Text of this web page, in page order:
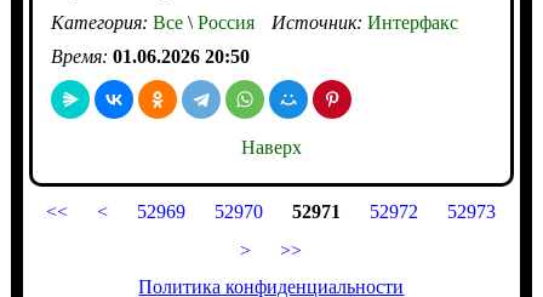
Категория: Все\Россия Источник: Интерфакс
Время: 01.06.2026 20:50
Наверх
<< < 52969 52970 52971 52972
52973
>
>>
Политика конфиденциальности